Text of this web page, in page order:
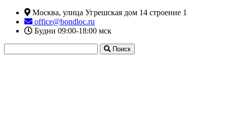
Москва, улица Угрешская дом 14 строение 1
office@bondloc.ru
Будни 09:00-18:00 мск
Поиск